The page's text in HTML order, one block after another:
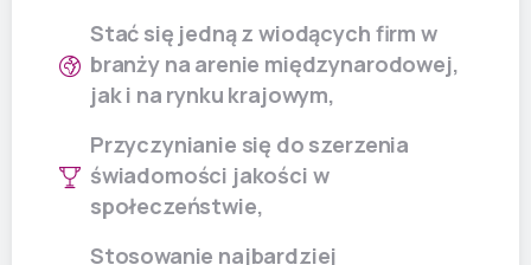
Stać się jedną z wiodących firm w
branży na arenie międzynarodowej,
jak i na rynku krajowym,
Przyczynianie się do szerzenia
świadomości jakości w
społeczeństwie,
Stosowanie najbardziej